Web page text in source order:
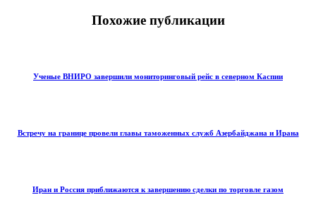
Похожие публикации
Ученые ВНИРО завершили мониторинговый рейс в северном Каспии
Встречу на границе провели главы таможенных служб Азербайджана и Ирана
Иран и Россия приближаются к завершению сделки по торговле газом